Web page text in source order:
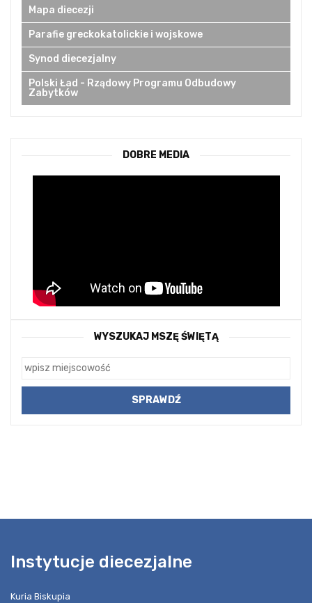
Mapa diecezji
Parafie greckokatolickie i wojskowe
Synod diecezjalny
Polski Ład - Rządowy Programu Odbudowy
Zabytków
DOBRE MEDIA
WYSZUKAJ MSZĘ ŚWIĘTĄ
Instytucje diecezjalne
Kuria Biskupia